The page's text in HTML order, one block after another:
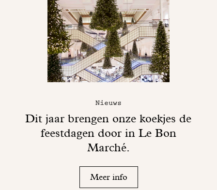
Nieuws
Dit jaar brengen onze koekjes de
feestdagen door in Le Bon
Marché.
Meer info